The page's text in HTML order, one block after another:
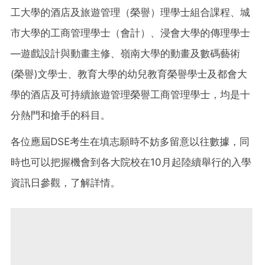
工大學的酒店及旅遊管理（榮譽）理學士組合課程、城
市大學的工商管理學士（會計）、浸會大學的傳理學士
—遊戲設計與動畫主修、嶺南大學的動畫及數碼藝術
(榮譽)文學士、教育大學的幼兒教育榮譽學士及都會大
學的酒店及可持續旅遊管理榮譽工商管理學士，均是十
分熱門和搶手的科目。
各位應屆DSE考生在填志願時不妨多留意以往數據，同
時也可以把握機會到各大院校在10月起陸續舉行的入學
資訊日參觀，了解詳情。